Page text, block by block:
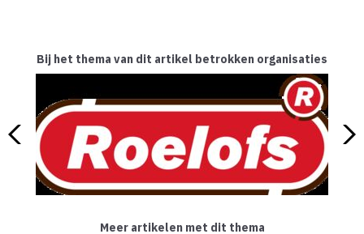
Bij het thema van dit artikel betrokken organisaties
Meer artikelen met dit thema